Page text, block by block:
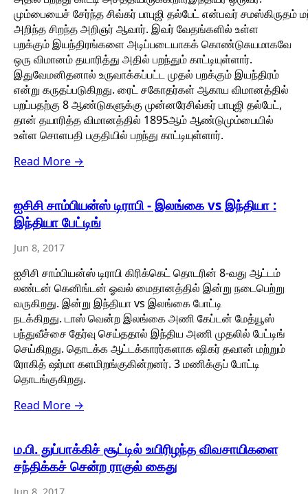
மும்பையைச் சேர்ந்த சிவ்கர் பாபுஜி தல்பேட் என்பவர் சமஸ்கிருதம்
அறிந்த சிறந்த அறிஞர் ஆவார். இவர் வேதங்களில் உள்ள
பறக்கும் இயந்திரங்களை அடிப்படையாகக் கொண்டுசுயமாகவே
ஒரு விமானம் தயாரித்து அதில் பறந்தும் காட்டியுள்ளார்.
இதுவேமனிதனால் உருவாக்கப்பட்ட முதல் பறக்கும் இயந்திரம்
என்று கருதப்படுகிறது. ரைட் சகோதர்கள் ஆகாய விமானத்தில்
பறப்பதற்கு 8 ஆண்டுகளுக்கு முன்னரேசிவ்கர் பாபுஜி தல்பேட்,
தான் தயாரித்த விமானத்தில் 1895ஆம் ஆண்டுமும்பையில்
உள்ள சொளபதி பகுதியில் பறந்து காட்டியுள்ளார்.
Read More →
ஐசிசி சாம்பியன்ஸ் டிராபி - இலங்கை vs இந்தியா :
இந்தியா பேட்டிங்
Jun 8, 2017
ஐசிசி சாம்பியன்ஸ் டிராபி கிரிக்கெட் தொடரின் 8-வது ஆட்டம்
லண்டன் கெனிங்டன் ஓவல் மைதானத்தில் இன்று நடைபெற்று
வருகிறது. இன்று இந்தியா vs இலங்கை போட்டி
நடக்கிறது. டாஸ் வென்ற இலங்கை அணி கேப்டன் மேத்யூஸ்
பந்துவீச்சை தேர்வு செய்ததால் இந்திய அணி முதலில் பேட்டிங்
செய்கிறது. தொடக்க ஆட்டக்காரர்களாக ஷிகர் தவான் மற்றும்
ரோகித் ஷர்மா களமிறங்குகின்றனர். 3 மணிக்குப் போட்டி
தொடங்குகிறது.
Read More →
ம.பி. துப்பாக்கிச் சூட்டில் உயிரிழந்த விவசாயிகளை
சந்திக்கச் சென்ற ராகுல் கைது